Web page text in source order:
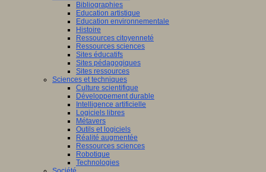
Bibliographies
Education artistique
Education environnementale
Histoire
Ressources citoyenneté
Ressources sciences
Sites éducatifs
Sites pédagogiques
Sites ressources
Sciences et techniques
Culture scientifique
Développement durable
Intelligence artificielle
Logiciels libres
Métavers
Outils et logiciels
Réalité augmentée
Ressources sciences
Robotique
Technologies